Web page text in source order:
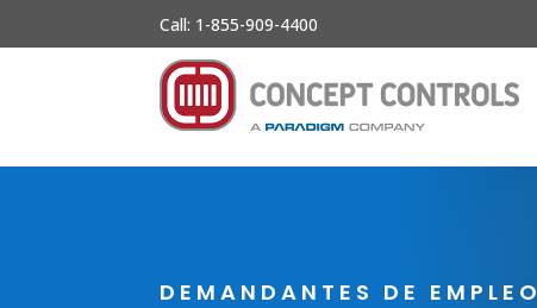
Call: 1-855-909-4400
DEMANDANTES DE EMPLEO